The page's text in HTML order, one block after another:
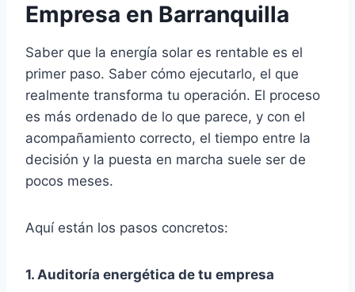
Empresa en Barranquilla
Saber que la energía solar es rentable es el
primer paso. Saber cómo ejecutarlo, el que
realmente transforma tu operación. El proceso
es más ordenado de lo que parece, y con el
acompañamiento correcto, el tiempo entre la
decisión y la puesta en marcha suele ser de
pocos meses.
Aquí están los pasos concretos:
1. Auditoría energética de tu empresa